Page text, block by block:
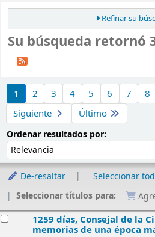
Refinar su
Su búsqueda retornó
1
2 3 4 5 6 7 8
Siguiente
Último
Ordenar resultados por:
De-resaltar Seleccionar
Seleccionar títulos para:
1259 días, Consejal de la
memorias de una época